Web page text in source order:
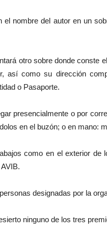
el nombre del autor en un
otro sobre donde conste
así como su dirección
o Pasaporte.
presencialmente o por
en el buzón; o en mano:
como en el exterior de
designadas por la
ninguno de los tres